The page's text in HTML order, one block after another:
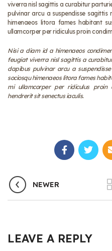
viverra nisl sagittis a curabitur
pulvinar arcu a suspendisse
himenaeos litora fames habitant
ullamcorper per ridiculus proin
Nisi a diam id a himenaeos
feugiat viverra nisl sagittis a
dapibus pulvinar arcu a
sociosqu himenaeos litora fames
mi ullamcorper per ridiculus proin
hendrerit sit senectus iaculis.
NEWER
LEAVE A REPLY